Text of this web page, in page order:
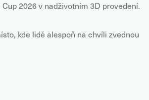
2026 v nadživotním 3D provedení.
kde lidé alespoň na chvíli zvednou